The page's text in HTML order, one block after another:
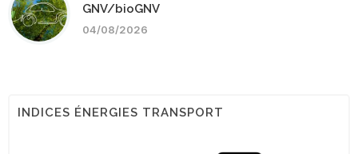
GNV/bioGNV
04/08/2026
INDICES ÉNERGIES TRANSPORT